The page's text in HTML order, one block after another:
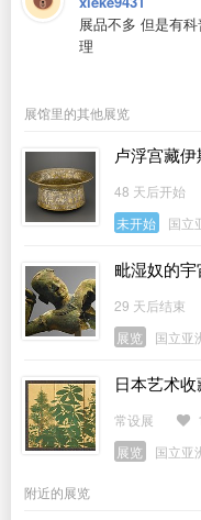
展品不多 但是有
理
展馆里的其他展览
卢浮宫藏
48 天后开始
未开始
国立
毗湿奴的
29 天后结束
展览
国立亚
日本艺术收
常设展
展览
国立亚
附近的展览